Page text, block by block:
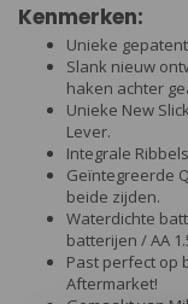
Kenmerken:
Unieke
Slank nieuw
haken achter
Unieke New
Lever.
Integrale
Geïntegreerde
beide zijden.
Waterdichte
batterijen / AA
Past perfect op
Aftermarket!